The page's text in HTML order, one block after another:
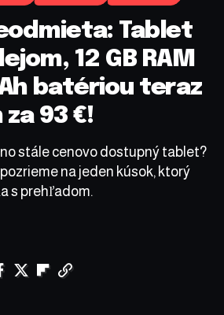
Tablet
12 GB RAM
batériou teraz
93 €!
stále cenovo dostupný tablet?
na jeden kúsok, ktorý
s prehľadom.